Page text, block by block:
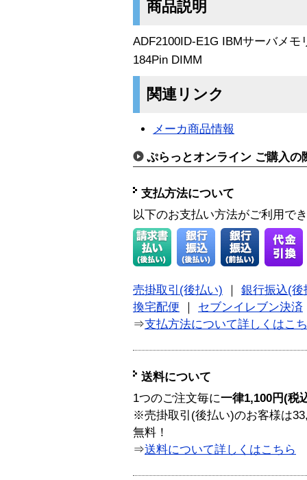
商品説明
ADF2100ID-E1G IBMサーバメモ
184Pin DIMM
関連リンク
メーカ商品情報
ぷらっとオンライン ご購入の
支払方法について
以下のお支払い方法がご利用で
売掛取引(後払い)
銀行振込(後
換宅配便
セブンイレブン決済
⇒支払方法について詳しくはこ
送料について
1つのご注文毎に一律1,100円(税
※売掛取引(後払い)のお客様は
無料！
⇒送料について詳しくはこちら